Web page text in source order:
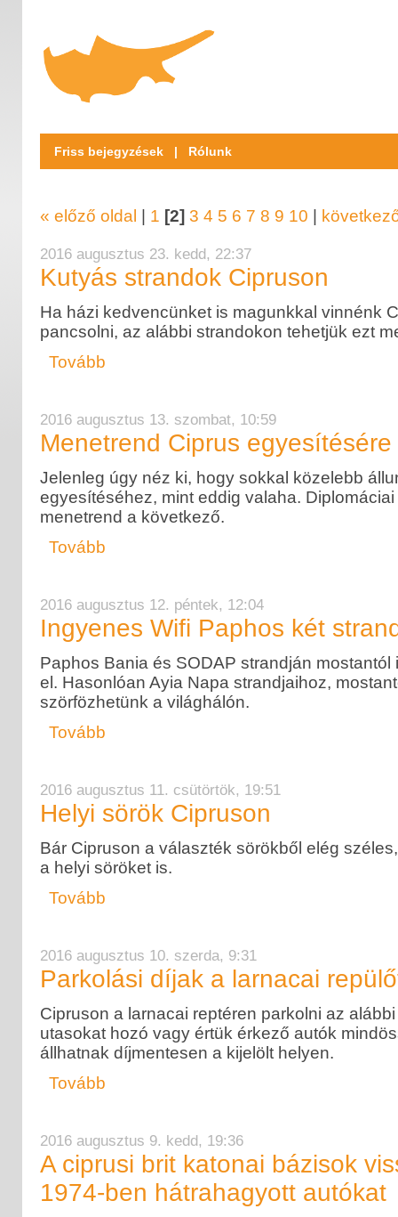
Friss bejegyzések | Rólunk
« előző oldal 1 [2] 3 4 5 6 7 8 9 10
2016 augusztus 23. kedd, 22:37
Kutyás strandok Cipruson
Ha házi kedvencünket is magunkkal vinnénk
pancsolni, az alábbi strandokon tehetjük ezt
Tovább
2016 augusztus 13. szombat, 10:59
Menetrend Ciprus egyesítésére
Jelenleg úgy néz ki, hogy sokkal közelebb
egyesítéséhez, mint eddig valaha.
menetrend a következő.
Tovább
2016 augusztus 12. péntek, 12:04
Ingyenes Wifi Paphos két
Paphos Bania és SODAP strandján mostantól
el. Hasonlóan Ayia Napa strandjaihoz,
szörfözhetünk a világhálón.
Tovább
2016 augusztus 11. csütörtök, 19:51
Helyi sörök Cipruson
Bár Cipruson a választék sörökből elég
a helyi söröket is.
Tovább
2016 augusztus 10. szerda, 9:31
Parkolási díjak a larnacai
Cipruson a larnacai reptéren parkolni az
utasokat hozó vagy értük érkező autók
állhatnak díjmentesen a kijelölt helyen.
Tovább
2016 augusztus 9. kedd, 19:36
A ciprusi brit katonai bázisok
1974-ben hátrahagyott autókat